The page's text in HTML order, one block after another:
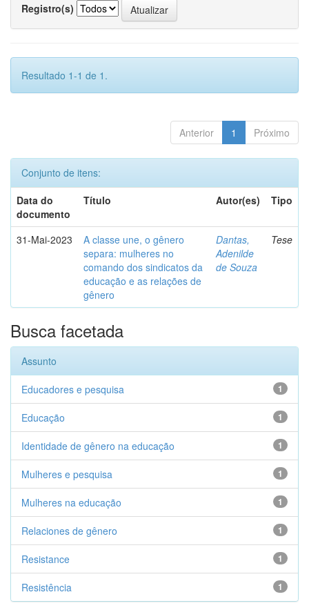
Registro(s)
Resultado 1-1 de 1.
Anterior 1 Próximo
Conjunto de itens:
Data do
documento
Título Autor(es) Tipo
31-Mai-2023
A classe une, o gênero
separa: mulheres no
comando dos sindicatos da
educação e as relações de
gênero
Dantas,
Adenilde
de Souza
Tese
Busca facetada
Assunto
1
Educadores e pesquisa
1
Educação
1
Identidade de gênero na educação
1
Mulheres e pesquisa
1
Mulheres na educação
1
Relaciones de gênero
1
Resistance
1
Resistência